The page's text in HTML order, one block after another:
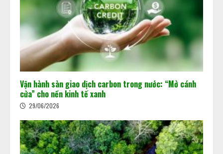
Vận hành sàn giao dịch carbon trong nước: “Mở cánh
cửa” cho nền kinh tế xanh
29/06/2026